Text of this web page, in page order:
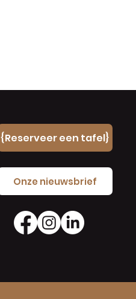
{Reserveer een tafel}
Onze nieuwsbrief